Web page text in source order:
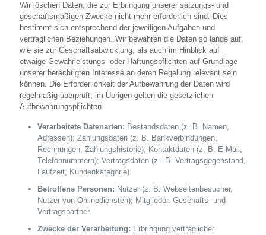
Wir löschen Daten, die zur Erbringung unserer satzungs- und
geschäftsmäßigen Zwecke nicht mehr erforderlich sind. Dies
bestimmt sich entsprechend der jeweiligen Aufgaben und
vertraglichen Beziehungen. Wir bewahren die Daten so lange auf,
wie sie zur Geschäftsabwicklung, als auch im Hinblick auf
etwaige Gewährleistungs- oder Haftungspflichten auf Grundlage
unserer berechtigten Interesse an deren Regelung relevant sein
können. Die Erforderlichkeit der Aufbewahrung der Daten wird
regelmäßig überprüft; im Übrigen gelten die gesetzlichen
Aufbewahrungspflichten.
Verarbeitete Datenarten: Bestandsdaten (z. B. Namen,
Adressen); Zahlungsdaten (z. B. Bankverbindungen,
Rechnungen, Zahlungshistorie); Kontaktdaten (z. B. E-Mail,
Telefonnummern); Vertragsdaten (z. .B. Vertragsgegenstand,
Laufzeit, Kundenkategorie).
Betroffene Personen: Nutzer (z. B. Webseitenbesucher,
Nutzer von Onlinediensten); Mitglieder. Geschäfts- und
Vertragspartner.
Zwecke der Verarbeitung: Erbringung vertraglicher